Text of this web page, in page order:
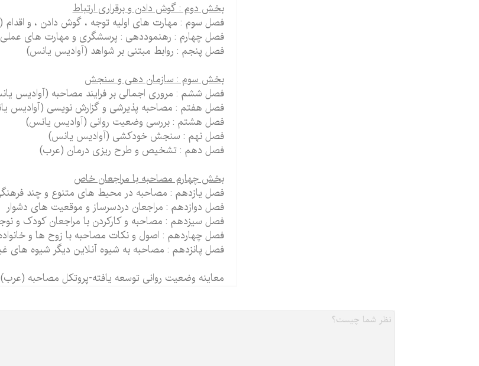
بخش دوم : گوش دادن و برقراری ارتباط
فصل سوم : مهارت های اولیه توجه ، گوش دادن ، و
فصل چهارم : رهنموددهی : پرسشگری و مهارت های
فصل پنجم : روابط مبتنی بر شواهد (آوادیس یانس)
بخش سوم : سازمان دهی و سنجش
فصل ششم : مروری اجمالی بر فرایند مصاحبه (آوادیس
فصل هفتم : مصاحبه پذیرشی و گزارش نویسی (آوادیس
فصل هشتم : بررسی وضعیت روانی (آوادیس یانس)
فصل نهم : سنجش خودکشی (آوادیس یانس)
فصل دهم : تشخیص و طرح ریزی درمان (عرب)
بخش چهارم مصاحبه با مراجعان خاص
فصل یازدهم : مصاحبه در محیط های متنوع و چند
فصل دوازدهم : مراجعان دردسرساز و موقعیت های دشوار
فصل سیزدهم : مصاحبه و کارکردن با مراجعان کودک و
فصل چهاردهم : اصول و نکات مصاحبه با زوح ها و
فصل پانزدهم : مصاحبه به شیوه آنلاین دیگر شیوه های
معاینه وضعیت روانی توسعه یافته-پروتکل مصاحبه (عرب)